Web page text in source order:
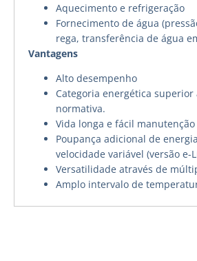
Aquecimento e refrigeração
Fornecimento de água
rega, transferência de água
Vantagens
Alto desempenho
Categoria energética
normativa.
Vida longa e fácil manutenção
Poupança adicional de
velocidade variável (versão e-
Versatilidade através de
Amplo intervalo de